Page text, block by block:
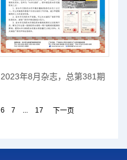
2023年8月杂志，总第381期
6 7 ... 17 下一页